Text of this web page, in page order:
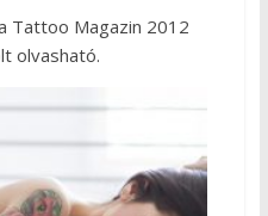
Tattoo Magazin 2012
olvasható.